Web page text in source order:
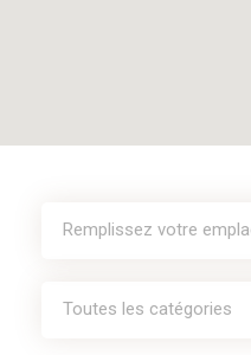
Toutes les catégories